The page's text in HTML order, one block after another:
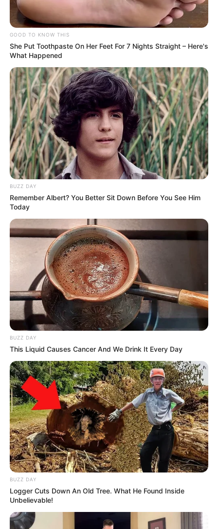
TAGS
ΝΕΡΟ
ΧΑΛΚΙΔΑ ΝΕΑ
ΤΑΥΤΟΤΗΤΑ ΚΑΙ ΕΠΙΚΟΙΝΩΝΙΑ
GOOD TO KNOW THIS
She Put Toothpaste On Her Feet For 7 Nights Straight – Here's
What Happened
BUZZ DAY
Remember Albert? You Better Sit Down Before You See Him
Today
BUZZ DAY
This Liquid Causes Cancer And We Drink It Every Day
BUZZ DAY
Logger Cuts Down An Old Tree. What He Found Inside
Unbelievable!